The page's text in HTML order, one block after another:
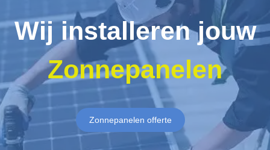
Wij installeren jouw
Zonnepanelen
Zonnepanelen offerte